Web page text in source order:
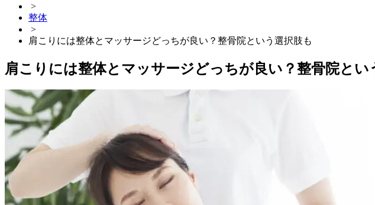
>
整体
>
肩こりには整体とマッサージどっちが良い？整骨院という選択肢も
肩こりには整体とマッサージどっちが良い？整骨院とい